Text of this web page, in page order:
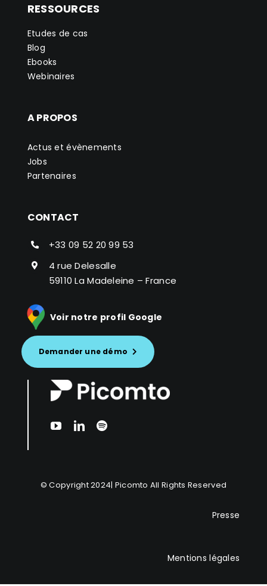
RESSOURCES
Etudes de cas
Blog
Ebooks
Webinaires
A PROPOS
Actus et évènements
Jobs
Partenaires
CONTACT
+33 09 52 20 99 53
4 rue Delesalle
59110 La Madeleine – France
Voir notre profil Google
Demander une démo
© Copyright 2024| Picomto All Rights Reserved
Presse
Mentions légales